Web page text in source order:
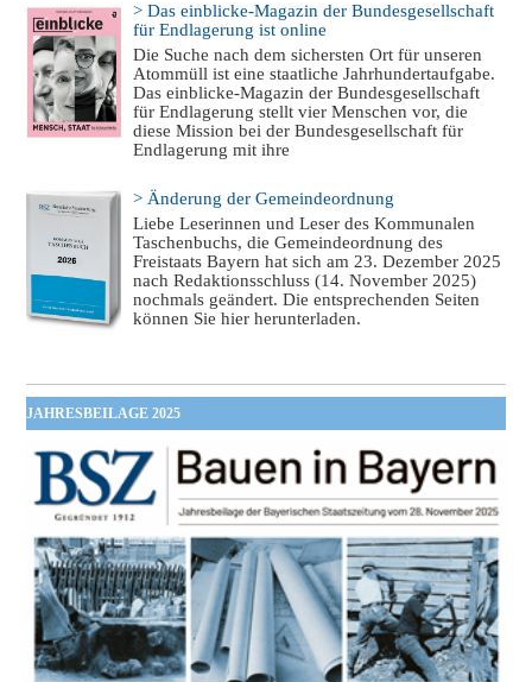
> Das einblicke-Magazin der Bundesgesellschaft
für Endlagerung ist online
Die Suche nach dem sichersten Ort für unseren
Atommüll ist eine staatliche Jahrhundertaufgabe.
Das einblicke-Magazin der Bundesgesellschaft
für Endlagerung stellt vier Menschen vor, die
diese Mission bei der Bundesgesellschaft für
Endlagerung mit ihre
> Änderung der Gemeindeordnung
Liebe Leserinnen und Leser des Kommunalen
Taschenbuchs, die Gemeindeordnung des
Freistaats Bayern hat sich am 23. Dezember 2025
nach Redaktionsschluss (14. November 2025)
nochmals geändert. Die entsprechenden Seiten
können Sie hier herunterladen.
JAHRESBEILAGE 2025